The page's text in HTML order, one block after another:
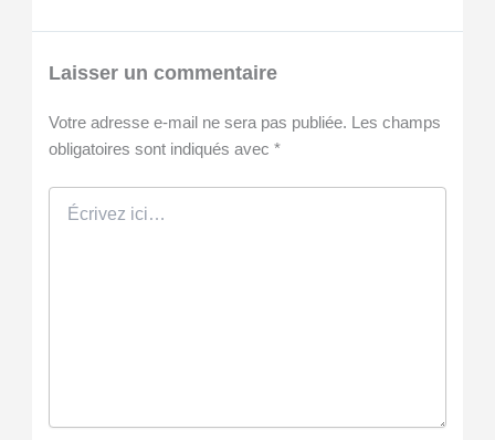
Laisser un commentaire
Votre adresse e-mail ne sera pas publiée. Les champs
obligatoires sont indiqués avec *
ici…